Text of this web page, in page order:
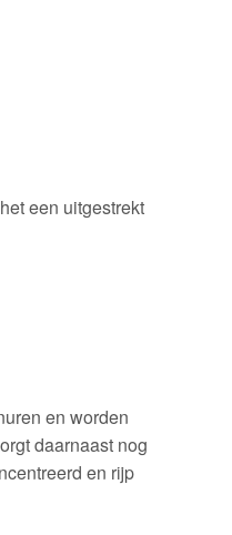
een uitgestrekt
en worden
daarnaast nog
en rijp